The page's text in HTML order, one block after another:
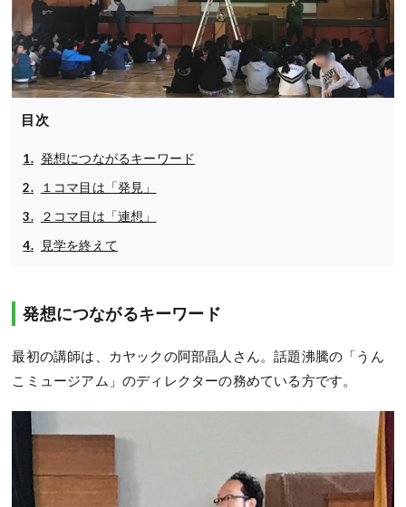
目次
発想につながるキーワード
１コマ目は「発見」
２コマ目は「連想」
見学を終えて
発想につながるキーワード
最初の講師は、カヤックの阿部晶人さん。話題沸騰の「うん
こミュージアム」のディレクターの務めている方です。